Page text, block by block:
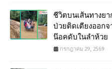
ชีวิตบนเส้นทางย
ป่วยติดเตียงออก
น๊อคดับในลำห้วย
กรกฎาคม 29, 2569